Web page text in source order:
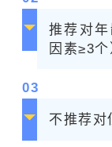
推荐对
因素≥3
03
不推荐对